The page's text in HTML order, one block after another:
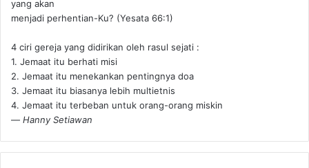
yang akan
menjadi perhentian-Ku? (Yesata 66:1) ‪
4 ciri gereja yang didirikan oleh rasul sejati :
1. Jemaat itu berhati misi
2. Jemaat itu menekankan pentingnya doa
3. Jemaat itu biasanya lebih multietnis
4. Jemaat itu terbeban untuk orang-orang miskin
— Hanny Setiawan